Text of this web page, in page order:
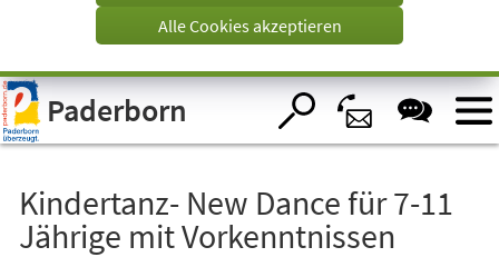
Visuelle
Assistenzsoftware
öffnen.
Alle Cookies akzeptieren
Paderborn
Kindertanz- New Dance für 7-11
Jährige mit Vorkenntnissen